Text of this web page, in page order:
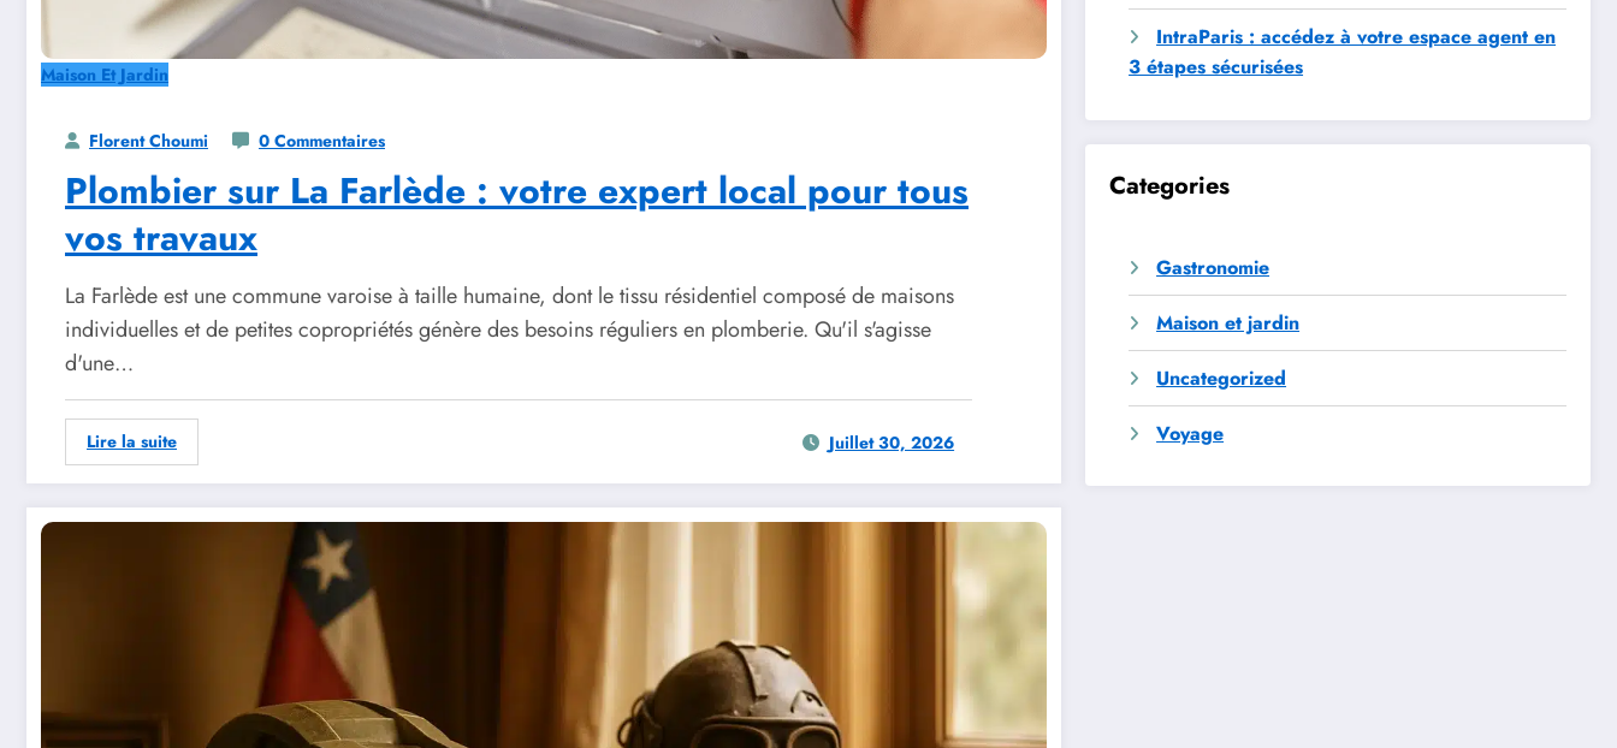
Maison Et Jardin
Florent Choumi 0 Commentaires
Plombier sur La Farlède : votre expert local pour tous
vos travaux
La Farlède est une commune varoise à taille humaine, dont le tissu résidentiel composé de maisons
individuelles et de petites copropriétés génère des besoins réguliers en plomberie. Qu'il s'agisse
d'une…
Lire la suite Juillet 30, 2026
IntraParis : accédez à votre espace agent en
3 étapes sécurisées
Categories
Gastronomie
Maison et jardin
Uncategorized
Voyage